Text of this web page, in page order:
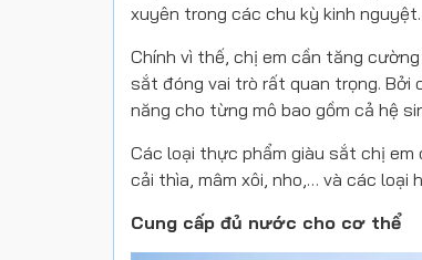
xuyên trong các chu kỳ kinh nguyệt.
Chính vì thế, chị em cần tăng
sắt đóng vai trò rất quan trọng.
năng cho từng mô bao gồm cả hệ
Các loại thực phẩm giàu sắt chị
cải thìa, mâm xôi, nho,… và các loại
Cung cấp đủ nước cho cơ thể